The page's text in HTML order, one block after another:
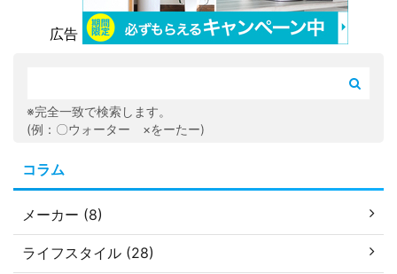
広告
※完全一致で検索します。
(例：〇ウォーター ×をーたー)
コラム
メーカー (8)
ライフスタイル (28)